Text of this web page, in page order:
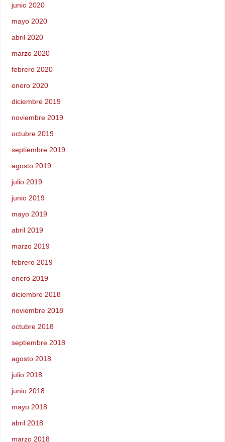
junio 2020
mayo 2020
abril 2020
marzo 2020
febrero 2020
enero 2020
diciembre 2019
noviembre 2019
octubre 2019
septiembre 2019
agosto 2019
julio 2019
junio 2019
mayo 2019
abril 2019
marzo 2019
febrero 2019
enero 2019
diciembre 2018
noviembre 2018
octubre 2018
septiembre 2018
agosto 2018
julio 2018
junio 2018
mayo 2018
abril 2018
marzo 2018